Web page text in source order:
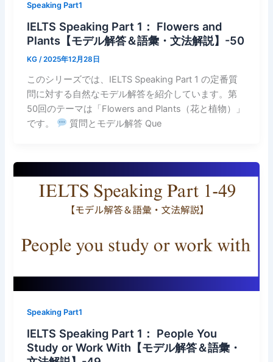
Speaking Part1
IELTS Speaking Part 1： Flowers and
Plants【モデル解答＆語彙・文法解説】-50
KG /2025年12月28日
このシリーズでは、IELTS Speaking Part 1 の定番質
問に対する自然なモデル解答を紹介しています。第
50回のテーマは「Flowers and Plants（花と植物）」
です。
質問とモデル解答 Que
Speaking Part1
IELTS Speaking Part 1： People You
Study or Work With【モデル解答＆語彙・